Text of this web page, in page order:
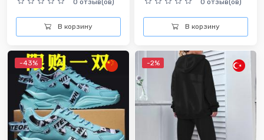
В корзину В корзину
-43% -2%